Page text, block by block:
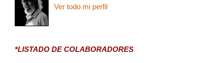
Ver todo mi perfil
*LISTADO DE COLABORADORES